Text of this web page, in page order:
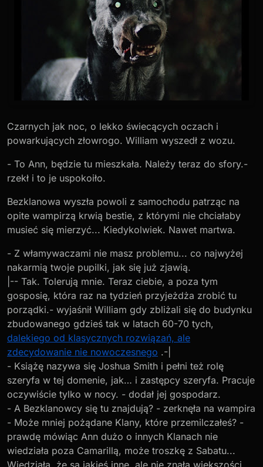
Czarnych jak noc, o lekko świecących oczach i
powarkujących złowrogo. William wyszedł z wozu.
- To Ann, będzie tu mieszkała. Należy teraz do sfory.-
rzekł i to je uspokoiło.
Bezklanowa wyszła powoli z samochodu patrząc na
opite wampirzą krwią bestie, z którymi nie chciałaby
musieć się mierzyć... Kiedykolwiek. Nawet martwa.
- Z włamywaczami nie masz problemu... co najwyżej
nakarmią twoje pupilki, jak się już zjawią.
|-- Tak. Tolerują mnie. Teraz ciebie, a poza tym
gosposię, która raz na tydzień przyjeżdża zrobić tu
porządki.- wyjaśnił William gdy zbliżali się do budynku
zbudowanego gdzieś tak w latach 60-70 tych,
dalekiego od klasycznych rozwiązań, ale
zdecydowanie nie nowoczesnego .-|
- Książę nazywa się Joshua Smith i pełni też rolę
szeryfa w tej domenie, jak… i zastępcy szeryfa. Pracuje
oczywiście tylko w nocy. - dodał jej gospodarz.
- A Bezklanowcy się tu znajdują? - zerknęła na wampira
- Może mniej pożądane Klany, które przemilczałeś? -
prawdę mówiąc Ann dużo o innych Klanach nie
wiedziała poza Camarillą, może troszkę z Sabatu...
Wiedziała, że są jakieś inne, ale nie znała większości.